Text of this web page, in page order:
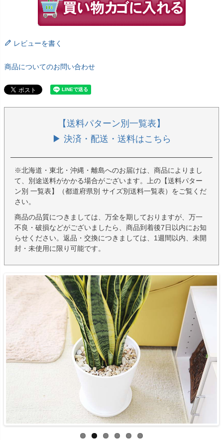
レビューを書く
商品についてのお問い合わせ
【送料パターン別一覧表】
▶ 決済・配送・送料はこちら
※北海道・東北・沖縄・離島へのお届けは、商品によりまし
て、別途送料がかかる場合がございます。上の【送料パター
ン別 一覧表】（都道府県別 サイズ別送料一覧表）をご覧くだ
さい。
商品の品質につきましては、万全を期しておりますが、万一
不良・破損などがございましたら、商品到着後7日以内にお知
らせください。返品・交換につきましては、1週間以内、未開
封・未使用に限り可能です。